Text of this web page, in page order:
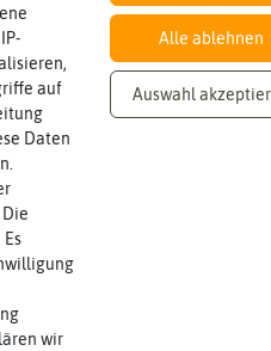
Insektizide auf der Basis von
Landbau angewendet
bis die Wirkung einsetzt, als
Auch einige Pflanzen
einsetzen. Halten Sie sich
ein. Sobald ein Befall mit
geeignet. Wählen Sie
sollten 25° C nicht
Die UV-Strahlung und die
da bei diesen
auf
Daten
wir
Alle ablehnen
Auswahl